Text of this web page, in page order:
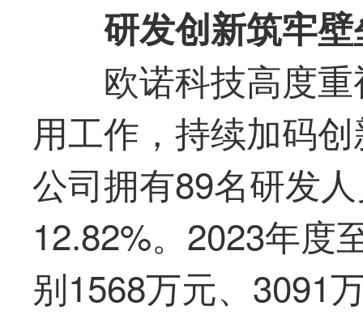
研发创新筑牢
欧诺科技高度
用工作，持续加码
公司拥有89名研发
12.82%。2023年度
别1568万元、3091